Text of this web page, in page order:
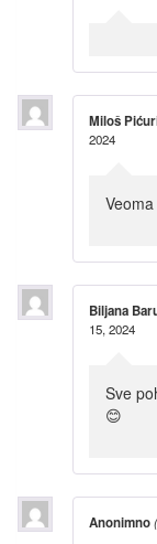
Miloš
2024
Biljana
15, 2024
Sve
😊
Anonimno